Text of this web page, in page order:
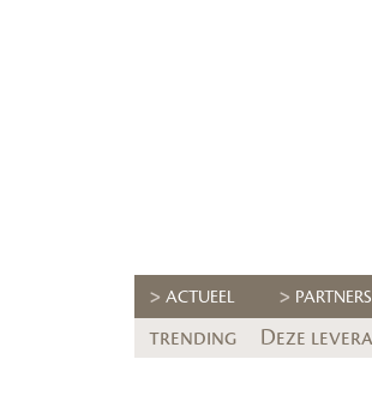
ACTUEEL PARTNERS
trending Deze